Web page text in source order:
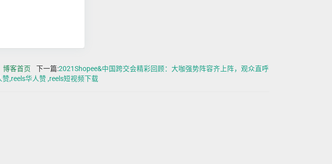
博客首页 下一篇:2021Shopee&中国跨交会精彩回顾：大咖强势阵容齐上阵，观众直呼
,reels华人赞 ,reels短视频下载